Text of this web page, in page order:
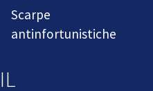
Scarpe
antinfortunistiche
IL